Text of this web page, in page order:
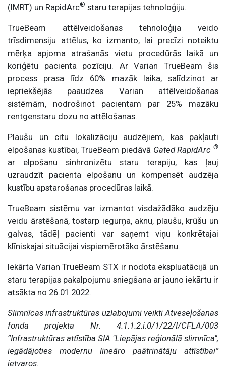
(IMRT) un RapidArc® staru terapijas tehnoloģiju.
TrueBeam attēlveidošanas tehnoloģija veido
trīsdimensiju attēlus, ko izmanto, lai precīzi noteiktu
mērķa apjoma atrašanās vietu procedūrās laikā un
koriģētu pacienta pozīciju. Ar Varian TrueBeam šis
process prasa līdz 60% mazāk laika, salīdzinot ar
iepriekšējās paaudzes Varian attēlveidošanas
sistēmām, nodrošinot pacientam par 25% mazāku
rentgenstaru dozu no attēlošanas.
Plaušu un citu lokalizāciju audzējiem, kas pakļauti
elpošanas kustībai, TrueBeam piedāvā Gated RapidArc®
ar elpošanu sinhronizētu staru terapiju, kas ļauj
uzraudzīt pacienta elpošanu un kompensēt audzēja
kustību apstarošanas procedūras laikā.
TrueBeam sistēmu var izmantot visdažādāko audzēju
veidu ārstēšanā, tostarp iegurņa, aknu, plaušu, krūšu un
galvas, tādēļ pacienti var saņemt viņu konkrētajai
klīniskajai situācijai vispiemērotāko ārstēšanu.
Iekārta Varian TrueBeam STX ir nodota ekspluatācijā un
staru terapijas pakalpojumu sniegšana ar jauno iekārtu ir
atsākta no 26.01.2022.
Slimnīcas infrastruktūras uzlabojumi veikti Atveseļošanas
fonda projekta Nr. 4.1.1.2.i.0/1/22/I/CFLA/003
“Infrastruktūras attīstība SIA "Liepājas reģionālā slimnīca",
iegādājoties modernu lineāro paātrinātāju attīstībai”
ietvaros.